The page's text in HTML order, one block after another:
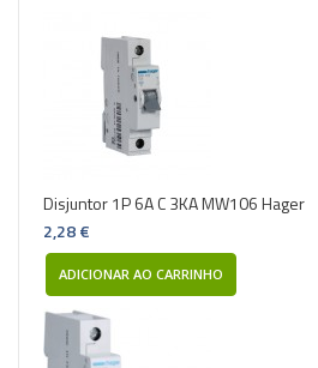
Disjuntor 1P 6A C 3KA MW106 Hager
2,28 €
ADICIONAR AO CARRINHO